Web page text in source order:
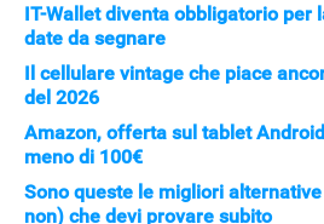
IT-Wallet diventa obbligatorio per
date da segnare
Il cellulare vintage che piace
del 2026
Amazon, offerta sul tablet
meno di 100€
Sono queste le migliori
non) che devi provare subito